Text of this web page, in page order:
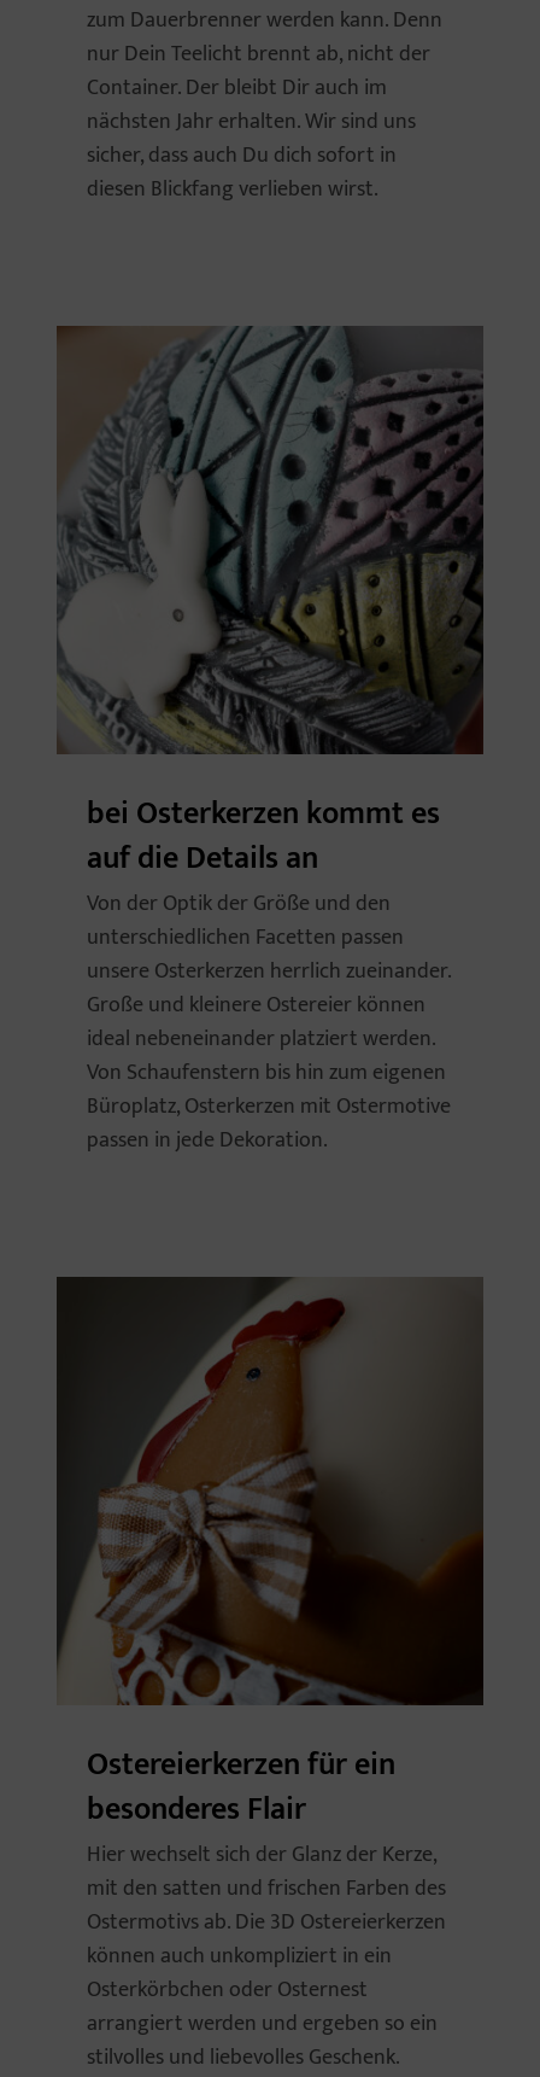
zum Dauerbrenner werden kann. Denn
nur Dein Teelicht brennt ab, nicht der
Container. Der bleibt Dir auch im
nächsten Jahr erhalten. Wir sind uns
sicher, dass auch Du dich sofort in
diesen Blickfang verlieben wirst.
bei Osterkerzen kommt es
auf die Details an
Von der Optik der Größe und den
unterschiedlichen Facetten passen
unsere Osterkerzen herrlich zueinander.
Große und kleinere Ostereier können
ideal nebeneinander platziert werden.
Von Schaufenstern bis hin zum eigenen
Büroplatz, Osterkerzen mit Ostermotive
passen in jede Dekoration.
Ostereierkerzen für ein
besonderes Flair
Hier wechselt sich der Glanz der Kerze,
mit den satten und frischen Farben des
Ostermotivs ab. Die 3D Ostereierkerzen
können auch unkompliziert in ein
Osterkörbchen oder Osternest
arrangiert werden und ergeben so ein
stilvolles und liebevolles Geschenk.